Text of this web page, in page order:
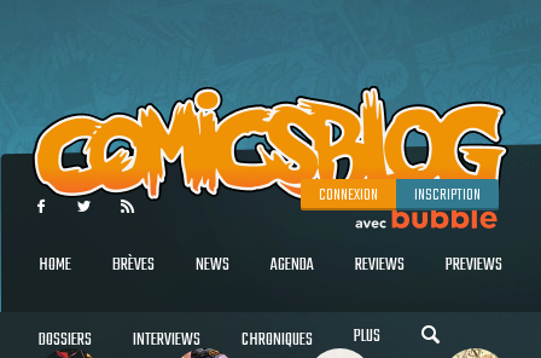
CONNEXION INSCRIPTION
HOME BRÈVES NEWS AGENDA REVIEWS PREVIEWS
DOSSIERS INTERVIEWS CHRONIQUES PLUS